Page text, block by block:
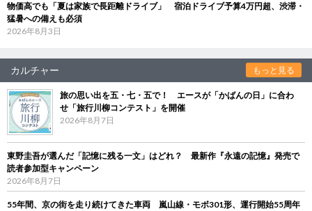
物価高でも「夏は家族で長距離ドライブ」 宿泊ドライブ予算4万円超、渋滞・
猛暑への備えも必須
2026年8月3日
カルチャー もっと見る
旅の思い出を五・七・五で！ エースが「かばんの日」に合わ
せ「旅行川柳コンテスト」を開催
2026年8月7日
東野圭吾が選んだ「記憶に残る一文」はどれ？ 最新作『永遠の記憶』発売で
読者参加型キャンペーン
2026年8月7日
55年間、京の街を走り続けてきた車両 嵐山線・モボ301形、運行開始55周年